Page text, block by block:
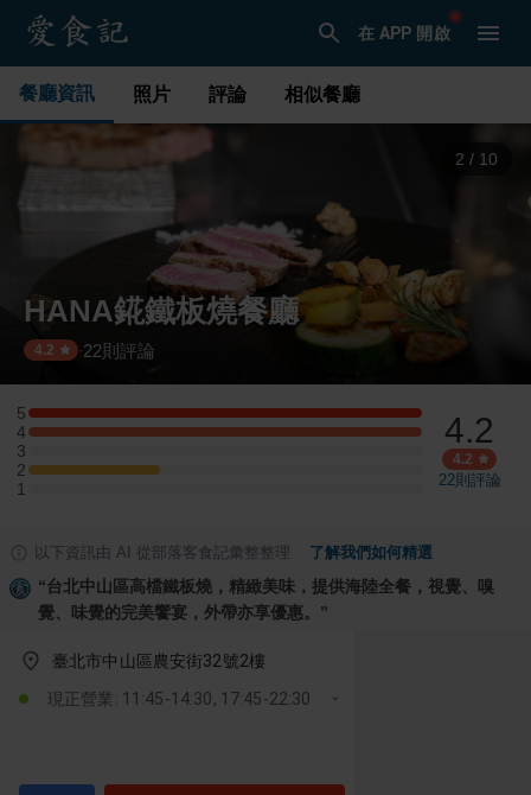
在 APP 開啟
餐廳資訊 照片 評論 相似餐廳
3 / 10
HANA錵鐵板燒餐廳
4.2 ·22 則評論
5
5 星：3 則評論
4
4 星：3 則評論
3
3 星：0 則評論
2
2 星：1 則評論
1
1 星：0 則評論
4.2
4.2
22則評論
以下資訊由 AI 從部落客食記彙整整理 了解我們如何精選
“台北中山區高檔鐵板燒，精緻美味，提供海陸全餐，視覺、嗅
覺、味覺的完美饗宴，外帶亦享優惠。 ”
臺北市中山區農安街32號2樓
現正營業: 11:45-14:30, 17:45-22:30